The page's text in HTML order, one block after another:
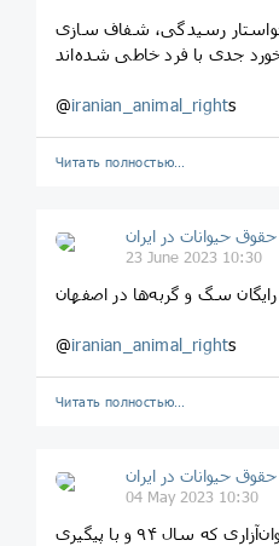
خواستار رسیدگی، شفاف سازی
@iranian_animal_rights
Читать полностью…
حقوق حیوانات در ایران
23 June 2023 10:30
سگ و گربه‌ها در اصفهان
@iranian_animal_rights
Читать полностью…
حقوق حیوانات در ایران
04 May 2023 10:30
پیش‌نویس قانون منع حیوان‌آزاری که سال ۹۴ و با پیگیری